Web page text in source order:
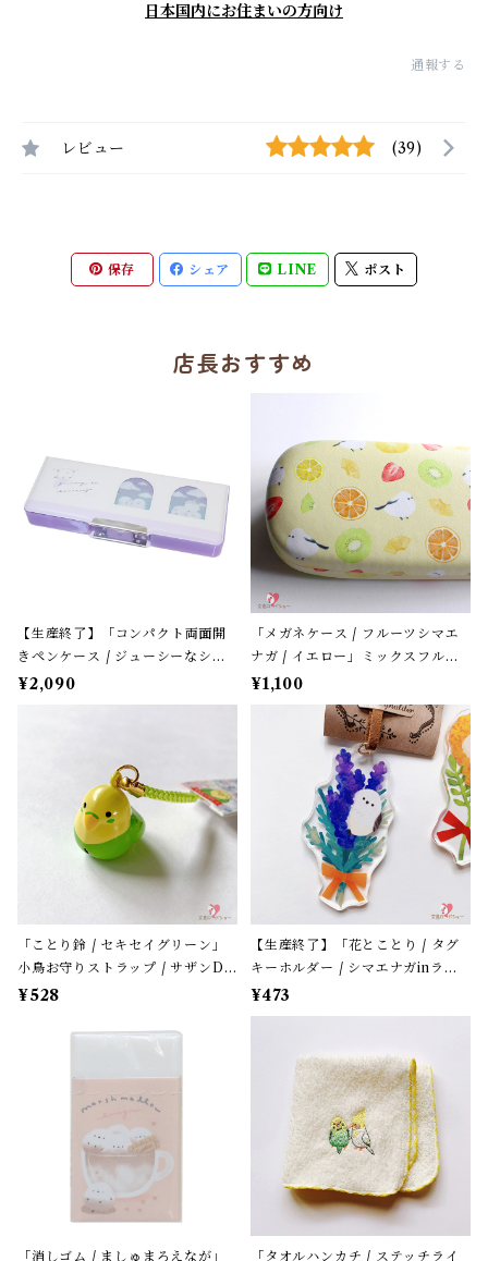
日本国内にお住まいの方向け
通報する
レビュー (39)
保存 シェア LINE ポスト
店長おすすめ
【生産終了】「コンパクト両面開
きペンケース / ジューシーなシマ
エナガ」窓から覗くシマエナガた
ち / カミオジャパン＊パープル
¥2,090
「メガネケース / フルーツシマエ
ナガ / イエロー」ミックスフルー
ツ柄 / フレンズヒル＊パステルイ
¥1,100
「ことり鈴 / セキセイグリーン」
小鳥お守りストラップ / サザンDS
クリエイト / 黄緑色のセキセイイ
月グッズ＊1個【大人気!】
¥528
【生産終了】「花とことり / タグ
キーホルダー / シマエナガinラベ
ンダー」花言葉と小鳥のアクリル
キーホルダー・バッグチャーム /
在庫限り】
¥473
「消しゴム / ましゅまろえなが」 「タオルハンカチ / ステッチライ